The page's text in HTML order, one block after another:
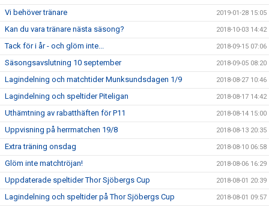
Vi behöver tränare 2019-01-28 15:05
Kan du vara tränare nästa säsong? 2018-10-03 14:42
Tack för i år - och glöm inte... 2018-09-15 07:06
Säsongsavslutning 10 september 2018-09-05 08:20
Lagindelning och matchtider Munksundsdagen 1/9 2018-08-27 10:46
Lagindelning och speltider Piteligan 2018-08-17 14:42
Uthämtning av rabatthäften för P11 2018-08-14 15:00
Uppvisning på herrmatchen 19/8 2018-08-13 20:35
Extra träning onsdag 2018-08-10 06:58
Glöm inte matchtröjan! 2018-08-06 16:29
Uppdaterade speltider Thor Sjöbergs Cup 2018-08-01 20:39
Lagindelning och speltider på Thor Sjöbergs Cup 2018-08-01 09:57